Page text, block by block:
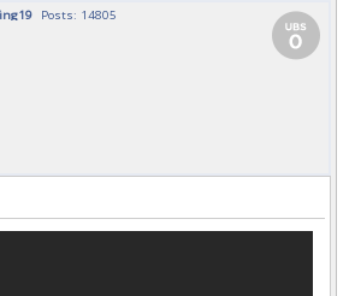
Posts: 14805